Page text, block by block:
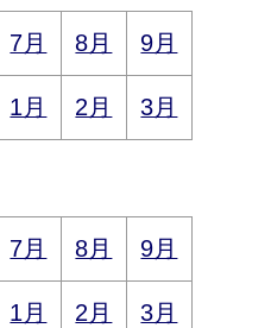
7月 8月 9月
1月 2月 3月
7月 8月 9月
1月 2月 3月